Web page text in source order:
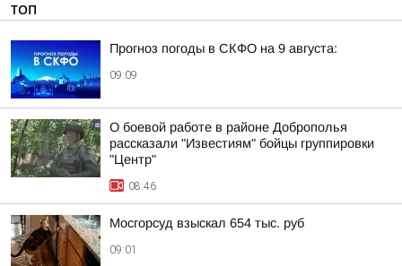
ТОП
Прогноз погоды в СКФО на 9 августа:
09:09
О боевой работе в районе Доброполья
рассказали "Известиям" бойцы группировки
"Центр"
08:46
Мосгорсуд взыскал 654 тыс. руб
09:01